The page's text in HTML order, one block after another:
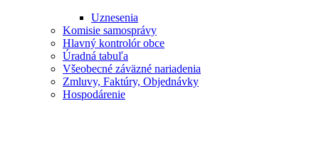
Uznesenia
Komisie samosprávy
Hlavný kontrolór obce
Úradná tabuľa
Všeobecné záväzné nariadenia
Zmluvy, Faktúry, Objednávky
Hospodárenie